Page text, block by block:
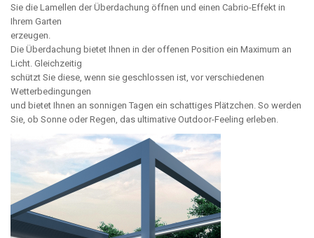
Sie die Lamellen der Überdachung öffnen und einen Cabrio-Effekt in
Ihrem Garten
erzeugen.
Die Überdachung bietet Ihnen in der offenen Position ein Maximum an
Licht. Gleichzeitig
schützt Sie diese, wenn sie geschlossen ist, vor verschiedenen
Wetterbedingungen
und bietet Ihnen an sonnigen Tagen ein schattiges Plätzchen. So werden
Sie, ob Sonne oder Regen, das ultimative Outdoor-Feeling erleben.